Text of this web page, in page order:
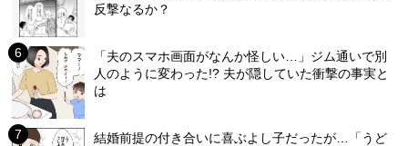
反撃なるか？
「夫のスマホ画面がなんか怪しい…」ジム通いで別
人のように変わった!? 夫が隠していた衝撃の事実と
は
結婚前提の付き合いに喜ぶよし子だったが…「うど